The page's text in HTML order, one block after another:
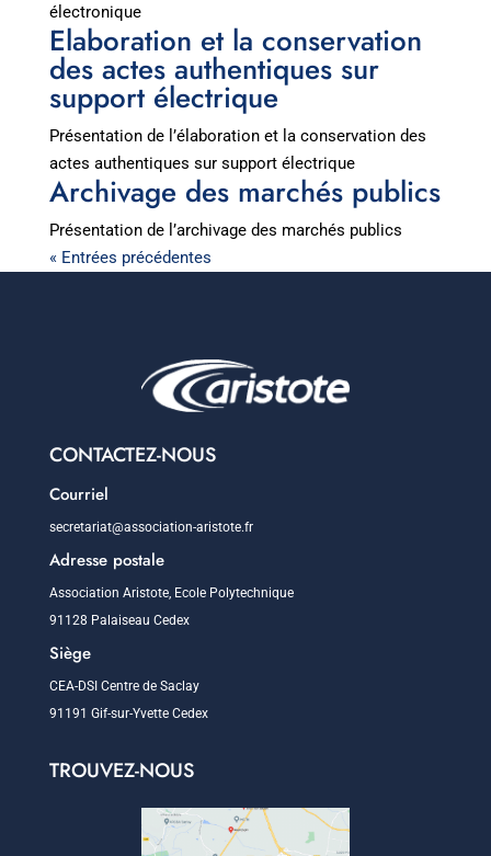
électronique
Elaboration et la conservation
des actes authentiques sur
support électrique
Présentation de l’élaboration et la conservation des
actes authentiques sur support électrique
Archivage des marchés publics
Présentation de l’archivage des marchés publics
« Entrées précédentes
CONTACTEZ-NOUS
Courriel
secretariat@association-aristote.fr
Adresse postale
Association Aristote, Ecole Polytechnique
91128 Palaiseau Cedex
Siège
CEA-DSI Centre de Saclay
91191 Gif-sur-Yvette Cedex
TROUVEZ-NOUS